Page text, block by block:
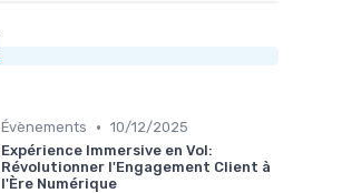
Évènements • 10/12/2025
Expérience Immersive en Vol:
Révolutionner l'Engagement Client à
l'Ère Numérique